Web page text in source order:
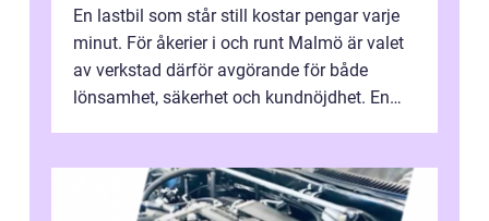
En lastbil som står still kostar pengar varje
minut. För åkerier i och runt Malmö är valet
av verkstad därför avgörande för både
lönsamhet, säkerhet och kundnöjdhet. En